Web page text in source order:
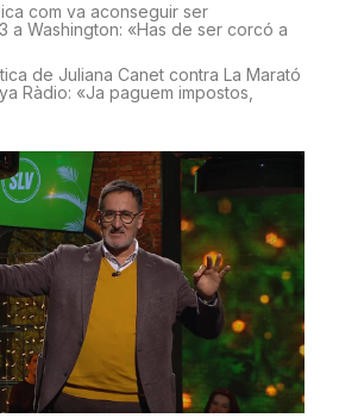
com va aconseguir ser
a Washington: «Has de ser corcó a
de Juliana Canet contra La Marató
Ràdio: «Ja paguem impostos,